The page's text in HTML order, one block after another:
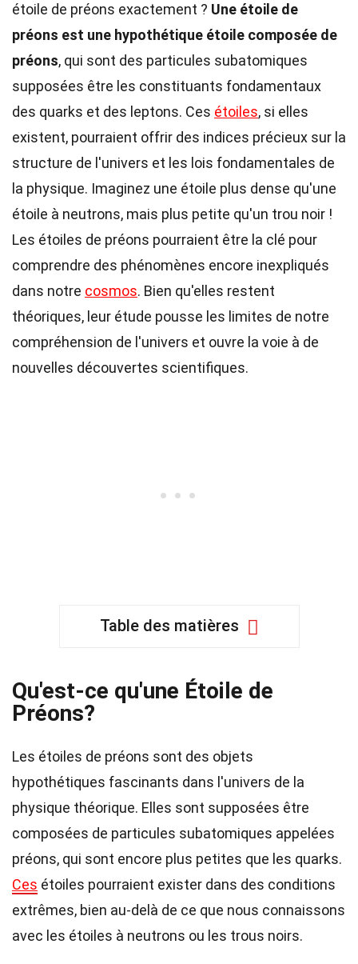
étoile de préons exactement ? Une étoile de
préons est une hypothétique étoile composée de
préons, qui sont des particules subatomiques
supposées être les constituants fondamentaux
des quarks et des leptons. Ces étoiles, si elles
existent, pourraient offrir des indices précieux sur la
structure de l'univers et les lois fondamentales de
la physique. Imaginez une étoile plus dense qu'une
étoile à neutrons, mais plus petite qu'un trou noir !
Les étoiles de préons pourraient être la clé pour
comprendre des phénomènes encore inexpliqués
dans notre cosmos. Bien qu'elles restent
théoriques, leur étude pousse les limites de notre
compréhension de l'univers et ouvre la voie à de
nouvelles découvertes scientifiques.
Table des matières
Qu'est-ce qu'une Étoile de
Préons?
Les étoiles de préons sont des objets
hypothétiques fascinants dans l'univers de la
physique théorique. Elles sont supposées être
composées de particules subatomiques appelées
préons, qui sont encore plus petites que les quarks.
Ces étoiles pourraient exister dans des conditions
extrêmes, bien au-delà de ce que nous connaissons
avec les étoiles à neutrons ou les trous noirs.